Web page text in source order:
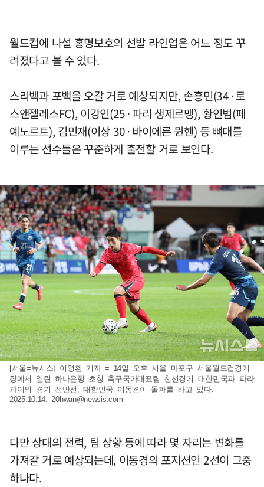
월드컵에 나설 홍명보호의 선발 라인업은 어느 정도 꾸
려졌다고 볼 수 있다.
스리백과 포백을 오갈 거로 예상되지만, 손흥민(34·로
스앤젤레스FC), 이강인(25·파리 생제르맹), 황인범(페
예노르트), 김민재(이상 30·바이에른 뮌헨) 등 뼈대를
이루는 선수들은 꾸준하게 출전할 거로 보인다.
[서울=뉴시스] 이영환 기자 = 14일 오후 서울 마포구 서울월드컵경기
장에서 열린 하나은행 초청 축구국가대표팀 친선경기 대한민국과 파라
과이의 경기 전반전, 대한민국 이동경이 돌파를 하고 있다.
2025.10.14.20hwan@newsis.com
다만 상대의 전력, 팀 상황 등에 따라 몇 자리는 변화를
가져갈 거로 예상되는데, 이동경의 포지션인 2선이 그중
하나다.